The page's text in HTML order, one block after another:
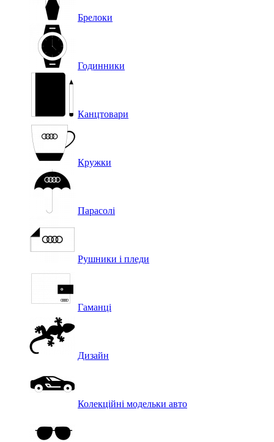
Брелоки
Годинники
Канцтовари
Кружки
Парасолі
Рушники і пледи
Гаманці
Дизайн
Колекційні модельки авто